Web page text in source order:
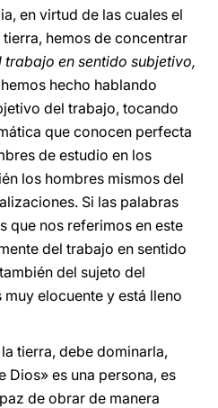
en virtud de las cuales el
hemos de concentrar
trabajo en sentido subjetivo,
hecho hablando
del trabajo, tocando
que conocen perfecta
de estudio en los
los hombres mismos del
Si las palabras
que nos referimos en este
del trabajo en sentido
del sujeto del
elocuente y está lleno
tierra, debe dominarla,
Dios» es una persona, es
de obrar de manera